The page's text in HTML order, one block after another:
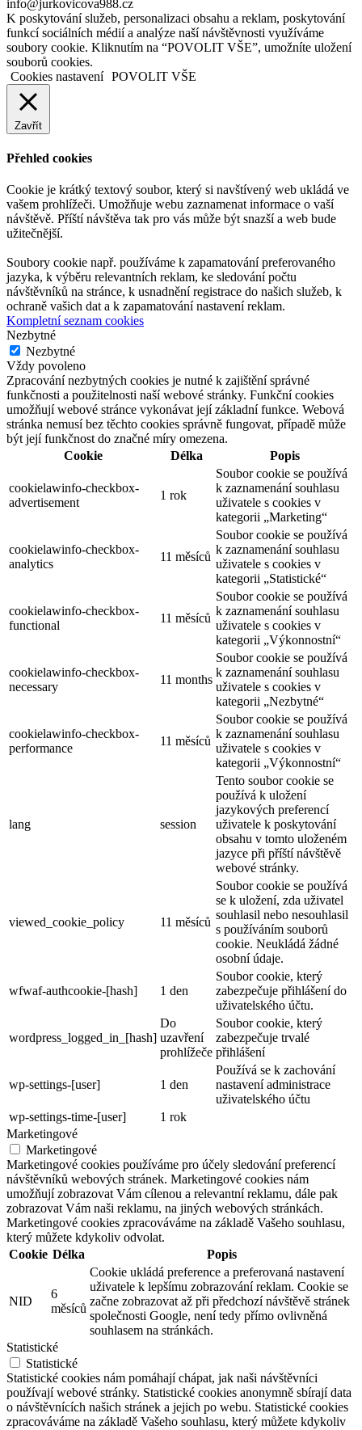
info@jurkovicova988.cz
K poskytování služeb, personalizaci obsahu a reklam, poskytování
funkcí sociálních médií a analýze naší návštěvnosti využíváme
soubory cookie. Kliknutím na “POVOLIT VŠE”, umožníte uložení
souborů cookies.
Cookies nastavení POVOLIT VŠE
Zavřít
Přehled cookies
Cookie je krátký textový soubor, který si navštívený web ukládá ve
vašem prohlížeči. Umožňuje webu zaznamenat informace o vaší
návštěvě. Příští návštěva tak pro vás může být snazší a web bude
užitečnější.
Soubory cookie např. používáme k zapamatování preferovaného
jazyka, k výběru relevantních reklam, ke sledování počtu
návštěvníků na stránce, k usnadnění registrace do našich služeb, k
ochraně vašich dat a k zapamatování nastavení reklam.
Kompletní seznam cookies
Nezbytné
Nezbytné
Vždy povoleno
Zpracování nezbytných cookies je nutné k zajištění správné
funkčnosti a použitelnosti naší webové stránky. Funkční cookies
umožňují webové stránce vykonávat její základní funkce. Webová
stránka nemusí bez těchto cookies správně fungovat, případě může
být její funkčnost do značné míry omezena.
Cookie
Délka Popis
cookielawinfo-checkbox-
advertisement
1 rok
Soubor cookie se používá
k zaznamenání souhlasu
uživatele s cookies v
kategorii „Marketing“
cookielawinfo-checkbox-
analytics
11 měsíců
Soubor cookie se používá
k zaznamenání souhlasu
uživatele s cookies v
kategorii „Statistické“
cookielawinfo-checkbox-
functional
11 měsíců
Soubor cookie se používá
k zaznamenání souhlasu
uživatele s cookies v
kategorii „Výkonnostní“
cookielawinfo-checkbox-
necessary
11 months
Soubor cookie se používá
k zaznamenání souhlasu
uživatele s cookies v
kategorii „Nezbytné“
cookielawinfo-checkbox-
performance
11 měsíců
Soubor cookie se používá
k zaznamenání souhlasu
uživatele s cookies v
kategorii „Výkonnostní“
lang session
Tento soubor cookie se
používá k uložení
jazykových preferencí
uživatele k poskytování
obsahu v tomto uloženém
jazyce při příští návštěvě
webové stránky.
viewed_cookie_policy 11 měsíců
Soubor cookie se používá
se k uložení, zda uživatel
souhlasil nebo nesouhlasil
s používáním souborů
cookie. Neukládá žádné
osobní údaje.
wfwaf-authcookie-[hash] 1 den
Soubor cookie, který
zabezpečuje přihlášení do
uživatelského účtu.
wordpress_logged_in_[hash]
Do
uzavření
prohlížeče
Soubor cookie, který
zabezpečuje trvalé
přihlášení
wp-settings-[user] 1 den
Používá se k zachování
nastavení administrace
uživatelského účtu
wp-settings-time-[user]
1 rok
Marketingové
Marketingové
Marketingové cookies používáme pro účely sledování preferencí
návštěvníků webových stránek. Marketingové cookies nám
umožňují zobrazovat Vám cílenou a relevantní reklamu, dále pak
zobrazovat Vám naši reklamu, na jiných webových stránkách.
Marketingové cookies zpracováváme na základě Vašeho souhlasu,
který můžete kdykoliv odvolat.
Cookie Délka Popis
NID
6
měsíců
Cookie ukládá preference a preferovaná nastavení
uživatele k lepšímu zobrazování reklam. Cookie se
začne zobrazovat až při předchozí návštěvě stránek
společnosti Google, není tedy přímo ovlivněná
souhlasem na stránkách.
Statistické
Statistické
Statistické cookies nám pomáhají chápat, jak naši návštěvníci
používají webové stránky. Statistické cookies anonymně sbírají data
o návštěvnících našich stránek a jejich po webu. Statistické cookies
zpracováváme na základě Vašeho souhlasu, který můžete kdykoliv